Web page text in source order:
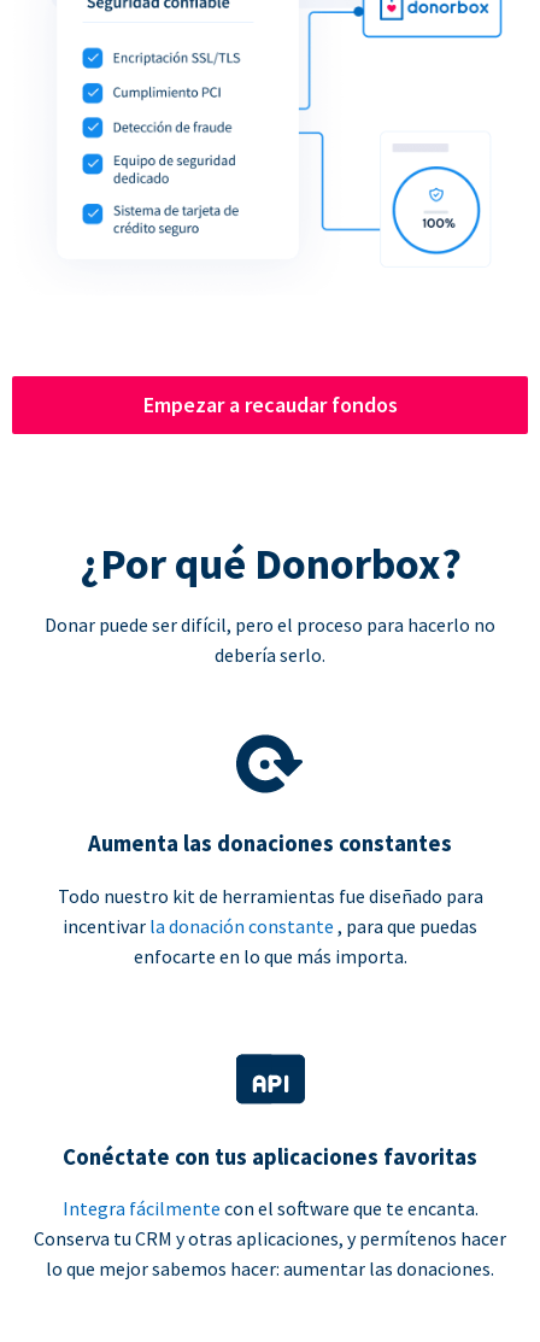
Empezar a recaudar fondos
¿Por qué Donorbox?
Donar puede ser difícil, pero el proceso para hacerlo no
debería serlo.
Aumenta las donaciones constantes
Todo nuestro kit de herramientas fue diseñado para
incentivar la donación constante , para que puedas
enfocarte en lo que más importa.
Conéctate con tus aplicaciones favoritas
Integra fácilmente con el software que te encanta.
Conserva tu CRM y otras aplicaciones, y permítenos hacer
lo que mejor sabemos hacer: aumentar las donaciones.